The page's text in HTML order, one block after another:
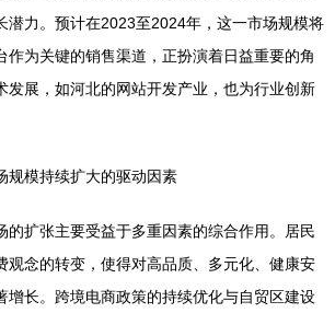
潜力。预计在2023至2024年，这一市场规模将
作为关键的销售渠道，正扮演着日益重要的角
发展，如河北的网站开发产业，也为行业创新
规模持续扩大的驱动因素
的扩张主要受益于多重因素的综合作用。居民
观念的转变，使得对高品质、多元化、健康安
增长。跨境电商政策的持续优化与自贸区建设